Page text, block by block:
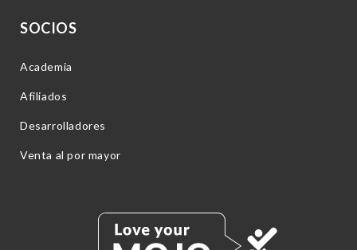
SOCIOS
Academia
Afiliados
Desarrolladores
Venta al por mayor